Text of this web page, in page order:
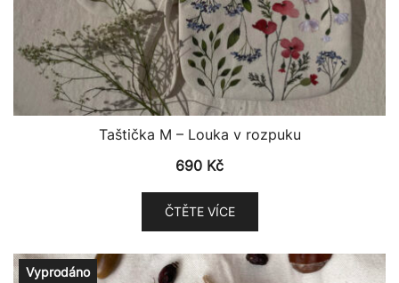
Taštička M – Louka v rozpuku
690 Kč
ČTĚTE VÍCE
Vyprodáno